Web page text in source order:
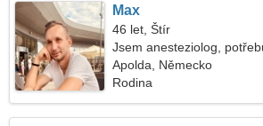
Max
46 let, Štír
Jsem anesteziolog,
Apolda, Německo
Rodina